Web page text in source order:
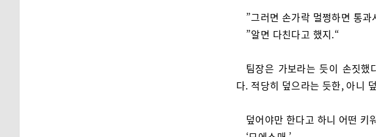
”그러면 손가락 멀쩡하면 통
”알면 다친다고 했지.“
팀장은 가보라는 듯이 손짓
다. 적당히 덮으라는 듯한, 아니
덮어야만 한다고 하니 어떤 키